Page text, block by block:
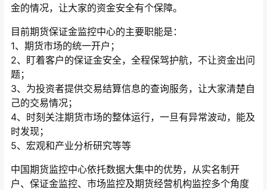
金的情况，让大家的资金安全有个保障。
目前期货保证金监控中心的主要职能是：
1、期货市场的统一开户；
2、盯着客户的保证金安全，全程保驾护航，不让资金出问
题；
3、为投资者提供交易结算信息的查询服务，让大家清楚自
己的交易情况；
4、时刻关注期货市场的整体运行，一旦有异常波动，能及
时发现；
5、宏观和产业分析研究等等
中国期货监控中心依托数据大集中的优势，从实名制开
户、保证金监控、市场监控及期货经营机构监控多个角度